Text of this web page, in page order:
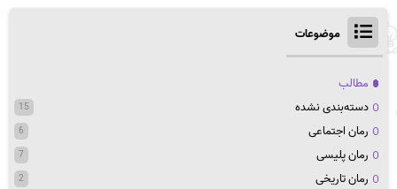
موضوعات
مطالب
دسته‌بندی نشده
15
رمان اجتماعی 6
رمان پلیسی 7
رمان تاریخی 2